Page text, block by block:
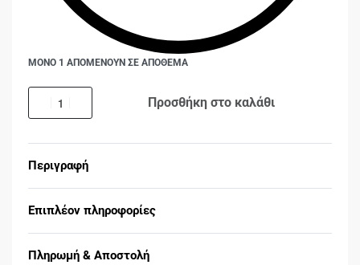
ΜΟΝΟ 1 ΑΠΟΜΕΝΟΥΝ ΣΕ ΑΠΟΘΕΜΑ
Προσθήκη στο καλάθι
Περιγραφή
Επιπλέον πληροφορίες
Πληρωμή & Αποστολή